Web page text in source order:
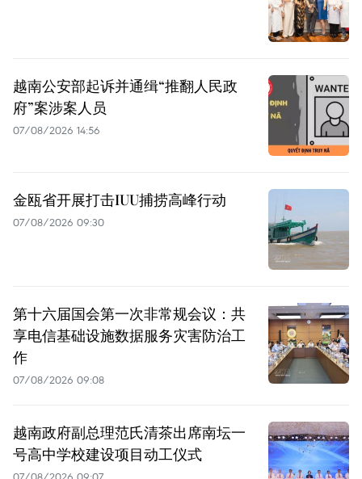
越南公安部起诉并通缉“推翻人民政
府”案涉案人员
07/08/2026 14:56
金瓯省开展打击IUU捕捞高峰行动
07/08/2026 09:30
第十六届国会第一次非常规会议：共
享电信基础设施数据服务灾害防治工
作
07/08/2026 09:08
越南政府副总理范氏清茶出席南坛一
号高中学校建设项目动工仪式